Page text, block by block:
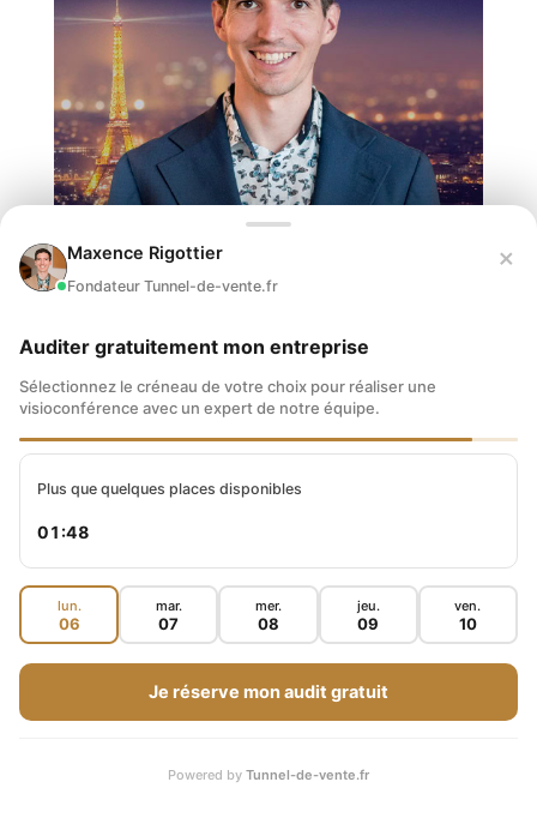
Maxence Rigottier
Fondateur Tunnel-de-vente.fr
×
Auditer gratuitement mon entreprise
Sélectionnez le créneau de votre choix pour réaliser une
visioconférence avec un expert de notre équipe.
Plus que quelques places disponibles
01:47
lun.
06
mar.
07
mer.
08
jeu.
09
ven.
10
Je réserve mon audit gratuit
Powered by Tunnel-de-vente.fr